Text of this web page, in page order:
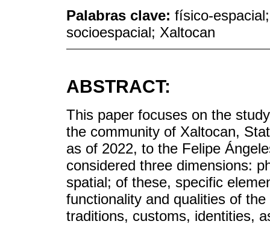
Palabras clave: físico-
socioespacial; Xaltocan
ABSTRACT:
This paper focuses on the
the community of Xaltocan,
as of 2022, to the Felipe
considered three dimensions:
spatial; of these, specific
functionality and qualities of
traditions, customs, identities,